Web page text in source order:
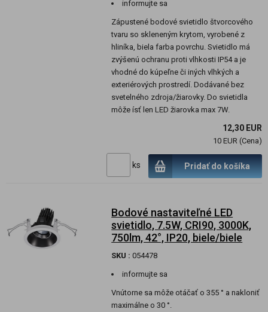
informujte sa
Zápustené bodové svietidlo štvorcového
tvaru so skleneným krytom, vyrobené z
hliníka, biela farba povrchu. Svietidlo má
zvýšenú ochranu proti vlhkosti IP54 a je
vhodné do kúpeľne či iných vlhkých a
exteriérových prostredí. Dodávané bez
svetelného zdroja/žiarovky. Do svietidla
môže ísť len LED žiarovka max 7W.
12,30 EUR
10 EUR (Cena)
ks Pridať do košíka
Bodové nastaviteľné LED
svietidlo, 7.5W, CRI90, 3000K,
750lm, 42°, IP20, biele/biele
SKU : 054478
informujte sa
Vnútorne sa môže otáčať o 355 ° a nakloniť
maximálne o 30 °.